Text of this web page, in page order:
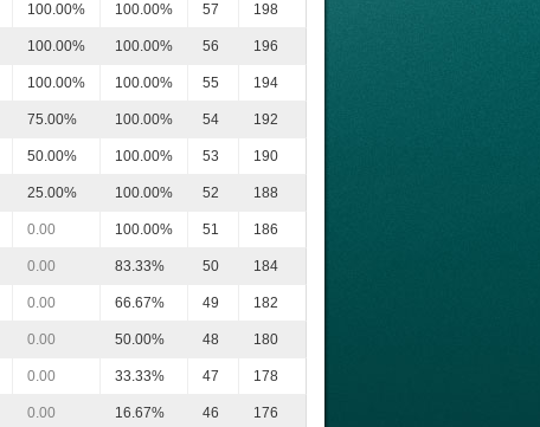
100.00% 100.00% 57 198
100.00% 100.00% 56 196
100.00% 100.00% 55 194
75.00% 100.00% 54 192
50.00% 100.00% 53 190
25.00% 100.00% 52 188
0.00 100.00% 51 186
0.00 83.33% 50 184
0.00 66.67% 49 182
0.00 50.00% 48 180
0.00 33.33% 47 178
0.00 16.67% 46 176